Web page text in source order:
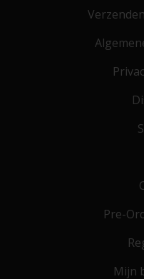
Pre-
Mijn